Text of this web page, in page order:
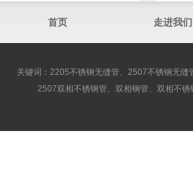
首页 走进我们
关键词：2205不锈钢无缝管、2507不锈钢无
2507双相不锈钢管、双相钢管、双相不